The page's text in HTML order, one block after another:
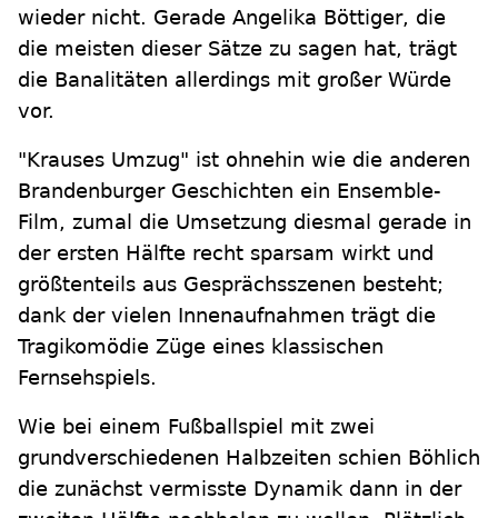
wieder nicht. Gerade Angelika Böttiger, die
die meisten dieser Sätze zu sagen hat, trägt
die Banalitäten allerdings mit großer Würde
vor.
"Krauses Umzug" ist ohnehin wie die anderen
Brandenburger Geschichten ein Ensemble-
Film, zumal die Umsetzung diesmal gerade in
der ersten Hälfte recht sparsam wirkt und
größtenteils aus Gesprächsszenen besteht;
dank der vielen Innenaufnahmen trägt die
Tragikomödie Züge eines klassischen
Fernsehspiels.
Wie bei einem Fußballspiel mit zwei
grundverschiedenen Halbzeiten schien Böhlich
die zunächst vermisste Dynamik dann in der